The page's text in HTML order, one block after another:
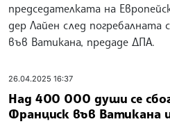
председателката на
дер Лайен след погребалната
във Ватикана, предаде ДПА.
26.04.2025 16:37
Над 400 000 души се
Франциск във Ватикана